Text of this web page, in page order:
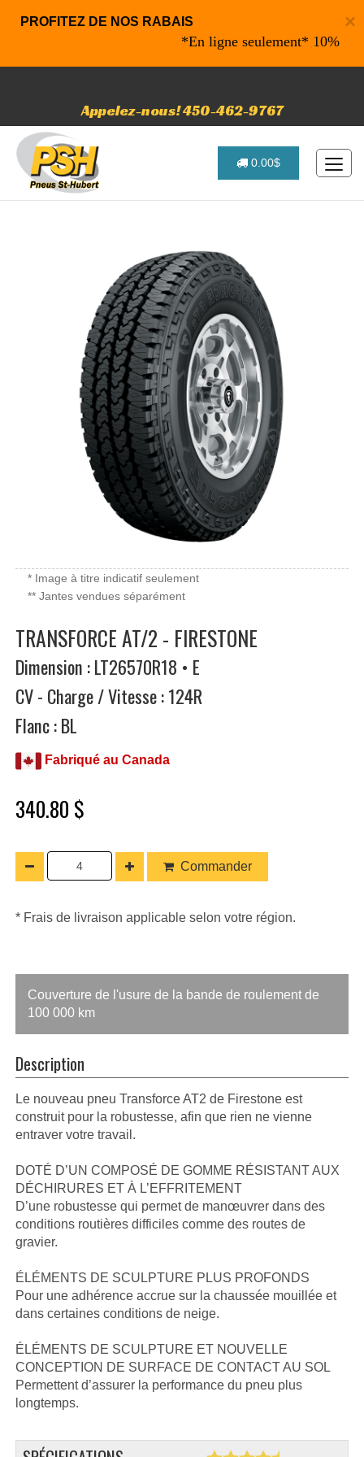
×
PROFITEZ DE NOS RABAIS
*En ligne seulement* 10% de
Appelez-nous! 450-462-9767
0.00$
* Image à titre indicatif seulement
** Jantes vendues séparément
TRANSFORCE AT/2 - FIRESTONE
Dimension : LT26570R18 • E
CV - Charge / Vitesse : 124R
Flanc : BL
Fabriqué au Canada
340.80 $
Commander
* Frais de livraison applicable selon votre région.
Couverture de l'usure de la bande de roulement de
100 000 km
Description
Le nouveau pneu Transforce AT2 de Firestone est
construit pour la robustesse, afin que rien ne vienne
entraver votre travail.
DOTÉ D’UN COMPOSÉ DE GOMME RÉSISTANT AUX
DÉCHIRURES ET À L’EFFRITEMENT
D’une robustesse qui permet de manœuvrer dans des
conditions routières difficiles comme des routes de
gravier.
ÉLÉMENTS DE SCULPTURE PLUS PROFONDS
Pour une adhérence accrue sur la chaussée mouillée et
dans certaines conditions de neige.
ÉLÉMENTS DE SCULPTURE ET NOUVELLE
CONCEPTION DE SURFACE DE CONTACT AU SOL
Permettent d’assurer la performance du pneu plus
longtemps.